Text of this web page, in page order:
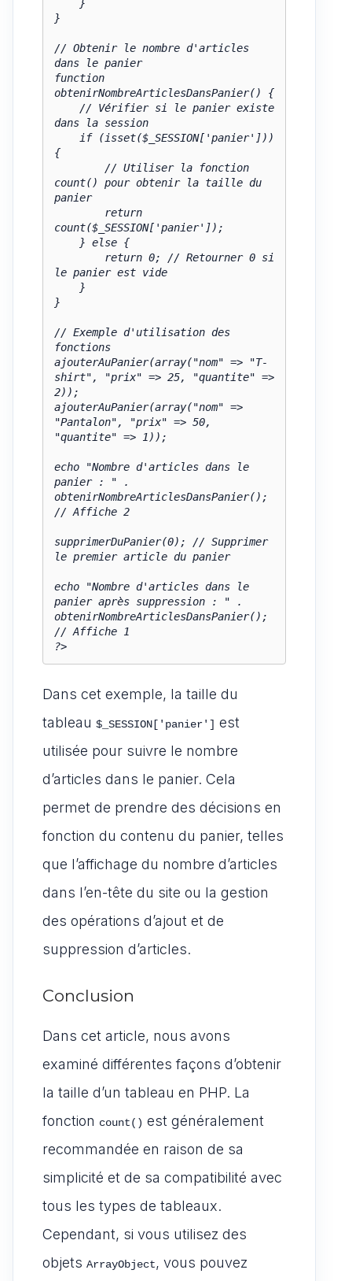
}
// Obtenir le nombre d'articles
dans le panier
function
obtenirNombreArticlesDansPanier() {
dans la session
{
count() pour obtenir la taille du
panier
count($_SESSION['panier']);
le panier est vide
}
// Exemple d'utilisation des
fonctions
ajouterAuPanier(array("nom" => "T-
shirt", "prix" => 25, "quantite" =>
2));
ajouterAuPanier(array("nom" =>
"Pantalon", "prix" => 50,
"quantite" => 1));
echo "Nombre d'articles dans le
panier : " .
obtenirNombreArticlesDansPanier();
// Affiche 2
supprimerDuPanier(0); // Supprimer
le premier article du panier
echo "Nombre d'articles dans le
panier après suppression : " .
obtenirNombreArticlesDansPanier();
// Affiche 1
?>
Dans cet exemple, la taille du
tableau $_SESSION['panier'] est
utilisée pour suivre le nombre
d’articles dans le panier. Cela
permet de prendre des décisions en
fonction du contenu du panier, telles
que l’affichage du nombre d’articles
dans l’en-tête du site ou la gestion
des opérations d’ajout et de
suppression d’articles.
Conclusion
Dans cet article, nous avons
examiné différentes façons d’obtenir
la taille d’un tableau en PHP. La
fonction count() est généralement
recommandée en raison de sa
simplicité et de sa compatibilité avec
tous les types de tableaux.
Cependant, si vous utilisez des
objets ArrayObject, vous pouvez